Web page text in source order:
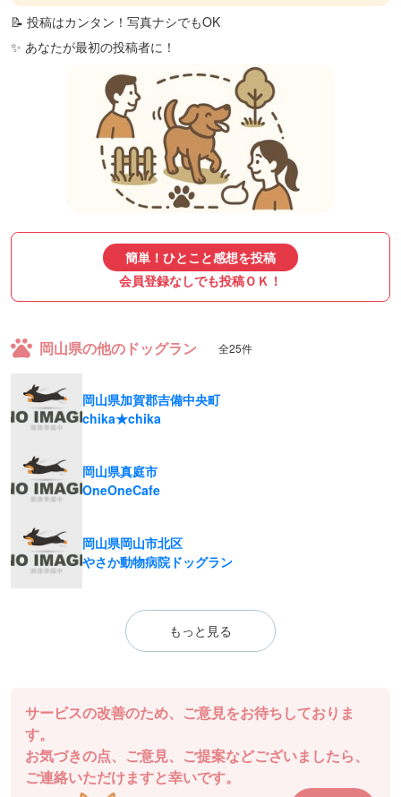
📝 投稿はカンタン！写真ナシでもOK
✨ あなたが最初の投稿者に！
簡単！ひとこと感想を投稿
会員登録なしでも投稿ＯＫ！
岡山県の他のドッグラン 全25件
岡山県加賀郡吉備中央町
chika★chika
岡山県真庭市
OneOneCafe
岡山県岡山市北区
やさか動物病院ドッグラン
もっと見る
サービスの改善のため、ご意見をお待ちしておりま
す。
お気づきの点、ご意見、ご提案などございましたら、
ご連絡いただけますと幸いです。